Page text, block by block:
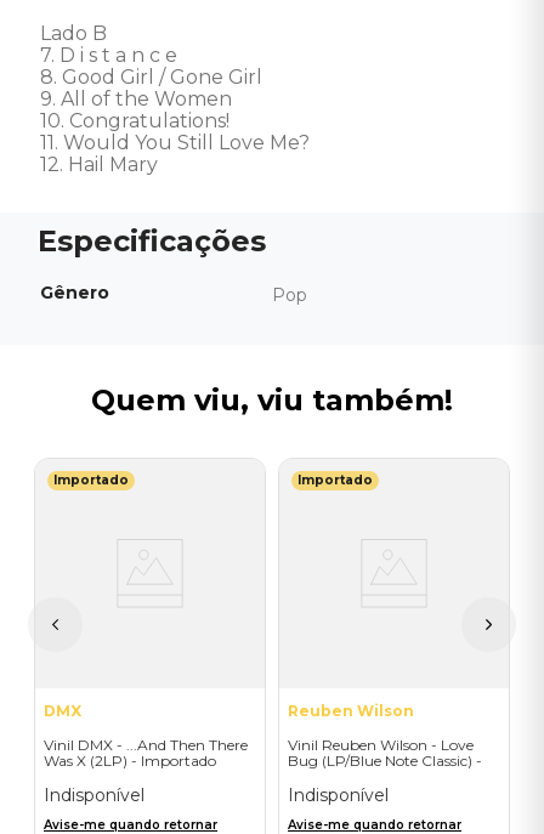
Lado B
7. D i s t a n c e
8. Good Girl / Gone Girl
9. All of the Women
10. Congratulations!
11. Would You Still Love Me?
12. Hail Mary
Gênero Pop
Quem viu, viu também!
Importado
DMX
Vinil DMX - ...And Then There
Was X (2LP) - Importado
Indisponível
Avise-me quando retornar
Importado
Reuben Wilson
Vinil Reuben Wilson - Love
Bug (LP/Blue Note Classic) -
Indisponível
Avise-me quando retornar